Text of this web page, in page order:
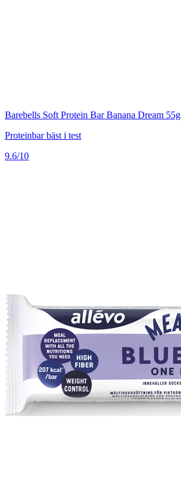
Barebells Soft Protein Bar Banana Dream 55g
Proteinbar bäst i test
9.6/10